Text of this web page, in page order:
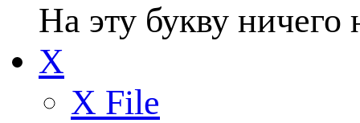
На эту букву ничего
X
X File